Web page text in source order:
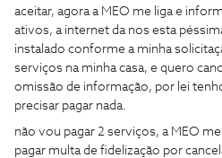
aceitar, agora a MEO me liga e
ativos, a internet da nos esta
instalado conforme a minha
serviços na minha casa, e quero
omissão de informação, por lei
precisar pagar nada.
não vou pagar 2 serviços, a MEO
pagar multa de fidelização por